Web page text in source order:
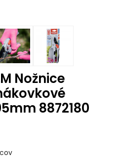
Nožnice
8872180